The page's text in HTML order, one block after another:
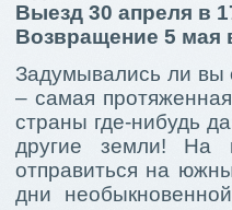
Выезд 30 апреля в
Возвращение 5 мая
Задумывались ли вы
– самая
страны где-нибудь
другие земли! На
отправиться на
дни